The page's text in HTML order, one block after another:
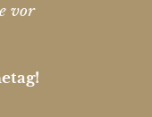
vor